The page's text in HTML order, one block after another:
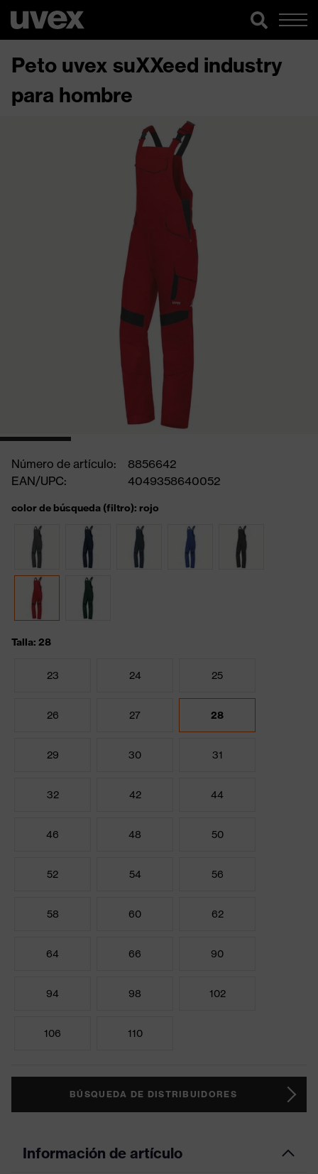
Peto uvex suXXeed industry
para hombre
Número de artículo:
8856642
EAN/UPC:
4049358640052
color de búsqueda (filtro): rojo
Talla: 28
23 24 25
26 27 28
29 30 31
32 42 44
46 48 50
52 54 56
58 60 62
64 66 90
94 98 102
106 110
BÚSQUEDA DE DISTRIBUIDORES
Información de artículo